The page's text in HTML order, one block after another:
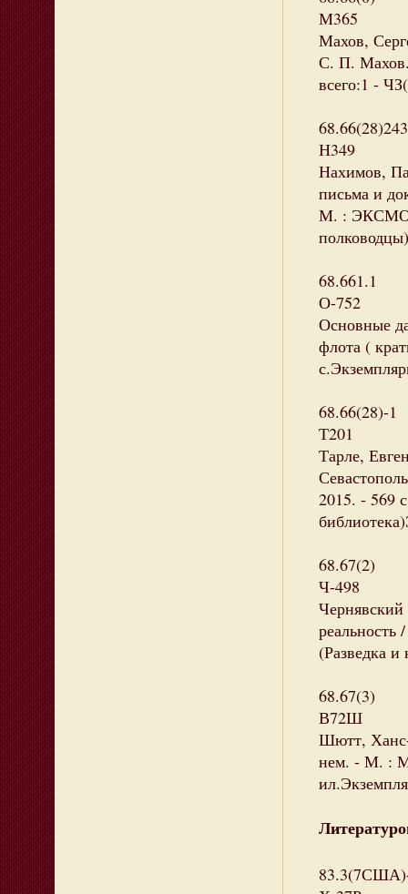
М365
Махов,
С. П.
всего:1 -
Н349
Нахимов,
письма и
М. : ЭКСМО ,
68.661.1
О-752
Основные
флота (
68.66(28)-1
Т201
Тарле,
2015. - 569
68.67(2)
Ч-498
(Разведка и
68.67(3)
В72Ш
Шютт,
нем. - М. :